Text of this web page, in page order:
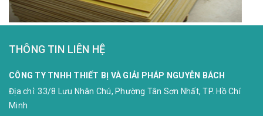
THÔNG TIN LIÊN HỆ
CÔNG TY TNHH THIẾT BỊ VÀ GIẢI PHÁP NGUYỄN BÁCH
Địa chỉ:33/8 Lưu Nhân Chú, Phường Tân Sơn Nhất, TP. Hồ Chí
Minh